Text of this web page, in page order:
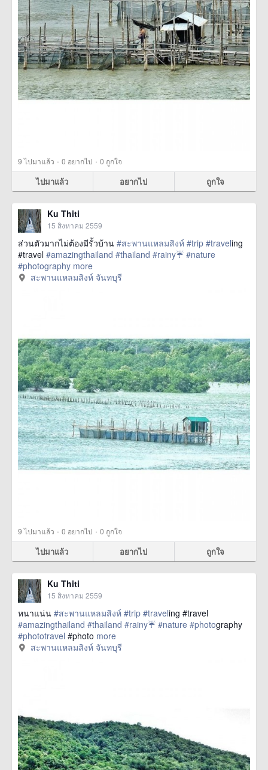
9ไปมาแล้ว · 0 อยากไป · 0 ถูกใจ
ไปมาแล้ว อยากไป ถูกใจ
Ku Thiti
15 สิงหาคม 2559
ส่วนตัวมากไม่ต้องมีรั้วบ้าน #สะพานแหลมสิงห์ #trip #traveling
#travel #amazingthailand #thailand #rainy☔ #nature
#photography more
สะพานแหลมสิงห์ จันทบุรี
9ไปมาแล้ว · 0 อยากไป · 0 ถูกใจ
ไปมาแล้ว อยากไป ถูกใจ
Ku Thiti
15 สิงหาคม 2559
หนาแน่น #สะพานแหลมสิงห์ #trip #traveling #travel
#amazingthailand #thailand #rainy☔ #nature #photography
#phototravel #photo more
สะพานแหลมสิงห์ จันทบุรี